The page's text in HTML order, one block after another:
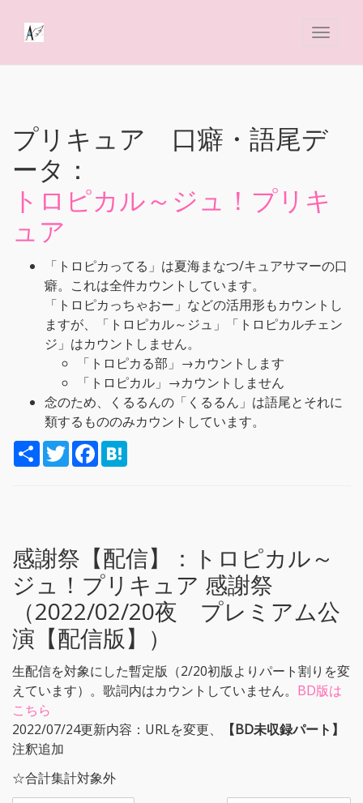
プリキュア 口癖・語尾デ
ータ：
トロピカル～ジュ！プリキ
ュア
「トロピカってる」は夏海まなつ/キュアサマーの口
癖。これは全件カウントしています。
「トロピカっちゃおー」などの活用形もカウントし
ますが、「トロピカル～ジュ」「トロピカルチェン
ジ」はカウントしません。
「トロピカる部」→カウントします
「トロピカル」→カウントしません
念のため、くるるんの「くるるん」は語尾とそれに
類するもののみカウントしています。
S
h
T
w
F
a
感謝祭【配信】： トロピカル～
ジュ！プリキュア 感謝祭
（2022/02/20夜 プレミアム公
演【配信版】）
生配信を対象にした暫定版（2/20初版よりパート割りを変
えています）。歌詞内はカウントしていません。 BD版は
こちら
2022/07/24更新内容：URLを変更、
【BD未収録パート】
注釈追加
☆合計集計対象外